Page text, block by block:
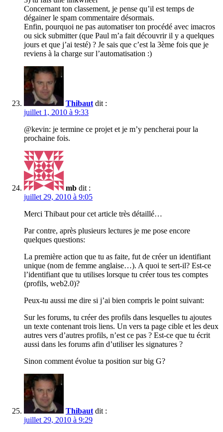
Concernant ton classement, je pense qu’il est temps de
dégainer le spam commentaire désormais.
Enfin, pourquoi ne pas automatiser ton procédé avec imacros
ou sick submitter (que Paul m’a fait découvrir il y a quelques
jours et que j’ai testé) ? Je sais que c’est la 3ème fois que je
reviens à la charge sur l’automatisation :)
Thibaut dit :
juillet 1, 2010 à 9:33
@kevin: je termine ce projet et je m’y pencherai pour la
prochaine fois.
mb dit :
juillet 29, 2010 à 9:05
Merci Thibaut pour cet article très détaillé…
Par contre, après plusieurs lectures je me pose encore
quelques questions:
La première action que tu as faite, fut de créer un identifiant
unique (nom de femme anglaise…). A quoi te sert-il? Est-ce
l’identifiant que tu utilises lorsque tu créer tous tes comptes
(profils, web2.0)?
Peux-tu aussi me dire si j’ai bien compris le point suivant:
Sur les forums, tu créer des profils dans lesquelles tu ajoutes
un texte contenant trois liens. Un vers ta page cible et les deux
autres vers d’autres profils, n’est ce pas ? Est-ce que tu écrit
aussi dans les forums afin d’utiliser les signatures ?
Sinon comment évolue ta position sur big G?
Thibaut dit :
juillet 29, 2010 à 9:29